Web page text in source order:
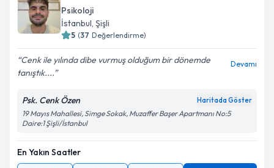
Psikoloji
İstanbul, Şişli
5 (37 Değerlendirme)
Cenk ile yılında dibe vurmuş olduğum bir dönemde
tanıştık....
Devamı
Psk. Cenk Özen Haritada Göster
19 Mayıs Mahallesi, Simge Sokak, Muzaffer Başer Apartmanı No:5
Daire:1 Şişli/İstanbul
En Yakın Saatler